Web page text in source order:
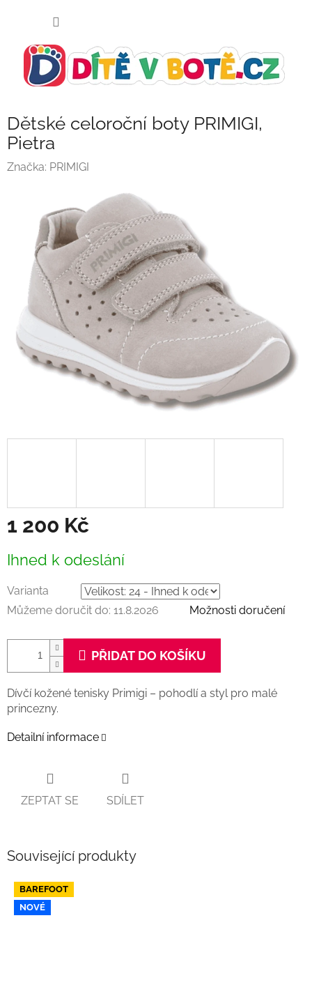
Dětské celoroční boty PRIMIGI,
Pietra
Značka: PRIMIGI
1 200 Kč
cena:
Ihned k odeslání
Varianta
Můžeme doručit do: 11.8.2026 Možnosti doručení
PŘIDAT DO KOŠÍKU
Dívčí kožené tenisky Primigi – pohodlí a styl pro malé
princezny.
Detailní informace
ZEPTAT SE SDÍLET
Související produkty
BAREFOOT
NOVÉ